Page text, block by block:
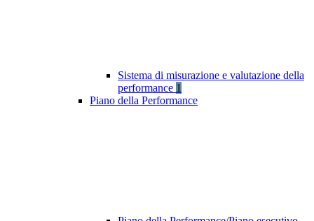
Sistema di misurazione e valutazione della
performance 1
Piano della Performance